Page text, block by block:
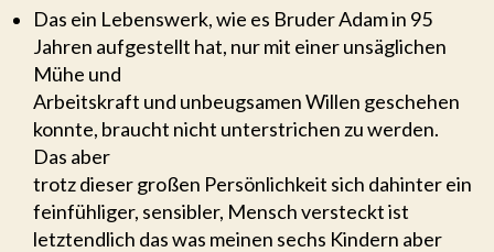
Das ein Lebenswerk, wie es Bruder Adam in 95
Jahren aufgestellt hat, nur mit einer unsäglichen
Mühe und
Arbeitskraft und unbeugsamen Willen geschehen
konnte, braucht nicht unterstrichen zu werden.
Das aber
trotz dieser großen Persönlichkeit sich dahinter ein
feinfühliger, sensibler, Mensch versteckt ist
letztendlich das was meinen sechs Kindern aber